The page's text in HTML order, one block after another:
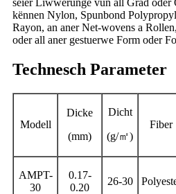
kënnen Nylon, Spunbond
Rayon, an aner Net-wovens a
oder all aner gestuerwe Form oder
Technesch Parameter
Modell
Dicke
(mm)
Dicht
(g/㎡)
Fiber
AMPT-
30
0.17-
0.20
26-30